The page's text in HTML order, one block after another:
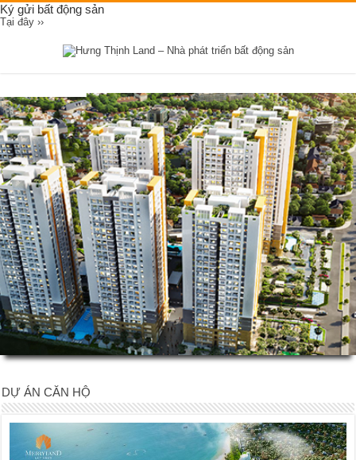
Ký gửi bất động sản
Tại đây ››
DỰ ÁN CĂN HỘ